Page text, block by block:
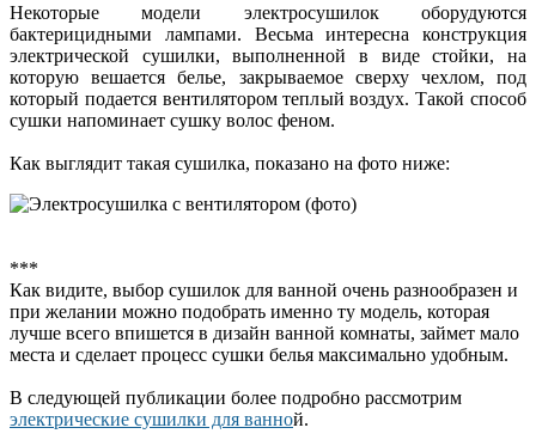
Некоторые модели электросушилок оборудуются
бактерицидными лампами. Весьма интересна конструкция
электрической сушилки, выполненной в виде стойки, на
которую вешается белье, закрываемое сверху чехлом, под
который подается вентилятором теплый воздух. Такой способ
сушки напоминает сушку волос феном.
Как выглядит такая сушилка, показано на фото ниже:
***
Как видите, выбор сушилок для ванной очень разнообразен и
при желании можно подобрать именно ту модель, которая
лучше всего впишется в дизайн ванной комнаты, займет мало
места и сделает процесс сушки белья максимально удобным.
В следующей публикации более подробно рассмотрим
электрические сушилки для ванной.